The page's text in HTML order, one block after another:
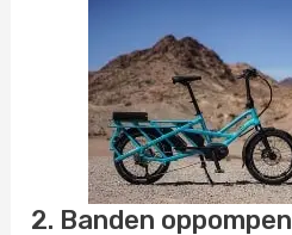
2. Banden oppompen